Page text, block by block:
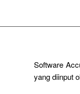
Software
yang diinput